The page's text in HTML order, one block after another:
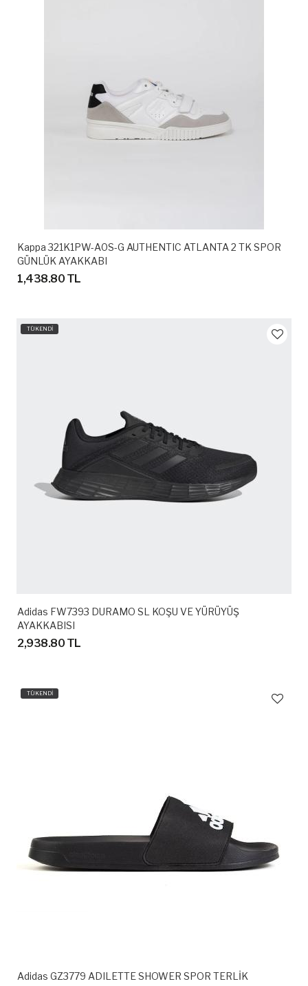
Kappa 321K1PW-A0S-G AUTHENTIC ATLANTA 2 TK SPOR
GÜNLÜK AYAKKABI
1,438.80 TL
TÜKENDİ
Adidas FW7393 DURAMO SL KOŞU VE YÜRÜYÜŞ
AYAKKABISI
2,938.80 TL
TÜKENDİ
Adidas GZ3779 ADILETTE SHOWER SPOR TERLİK